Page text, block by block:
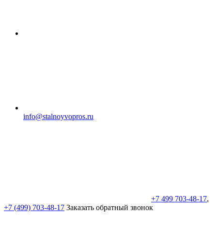
info@stalnoyvopros.ru
+7 499 703-48-17,
+7 (499) 703-48-17 Заказать обратный звонок